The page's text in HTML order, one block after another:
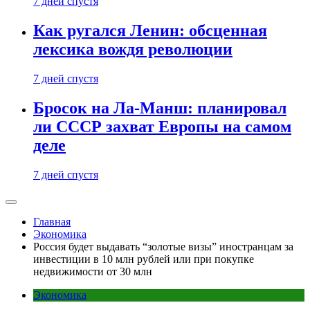
Как ругался Ленин: обсценная
лексика вождя революции
7 дней спустя
Бросок на Ла-Манш: планировал
ли СССР захват Европы на самом
деле
7 дней спустя
Главная
Экономика
Россия будет выдавать “золотые визы” иностранцам за
инвестиции в 10 млн рублей или при покупке
недвижимости от 30 млн
Экономика